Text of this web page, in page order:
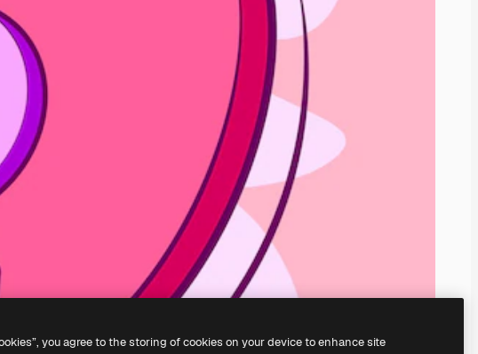
you agree to the storing of cookies on your device to enhance site